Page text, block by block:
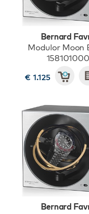
Bernard
Modulor Moon
158101000
€ 1.125
Bernard